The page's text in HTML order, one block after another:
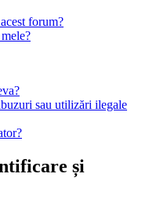
forum?
sau utilizări ilegale
și